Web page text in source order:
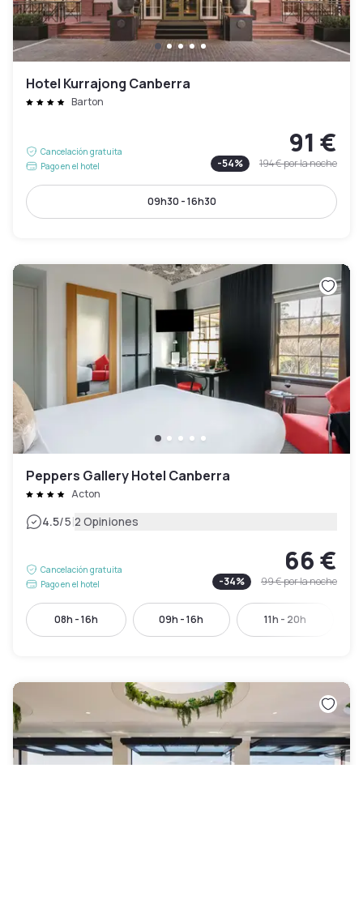
Hotel Kurrajong Canberra
Barton
Cancelación gratuita
Pago en el hotel
91 €
-54% 194 €por la noche
09h30 - 16h30
Peppers Gallery Hotel Canberra
Acton
4.5/5|2 Opiniones
Cancelación gratuita
Pago en el hotel
66 €
-34% 99 €por la noche
08h - 16h 09h - 16h 11h - 20h